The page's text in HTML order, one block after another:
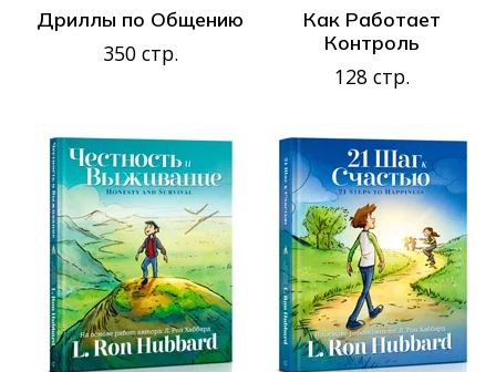
Дриллы по Общению
350 стр.
Как Работает
Контроль
128 стр.